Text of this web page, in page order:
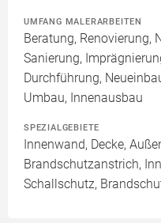
UMFANG MALERARBEITEN
Beratung, Renovierung,
Sanierung,
Durchführung,
Umbau, Innenausbau
SPEZIALGEBIETE
Innenwand, Decke,
Brandschutzanstrich,
Schallschutz,